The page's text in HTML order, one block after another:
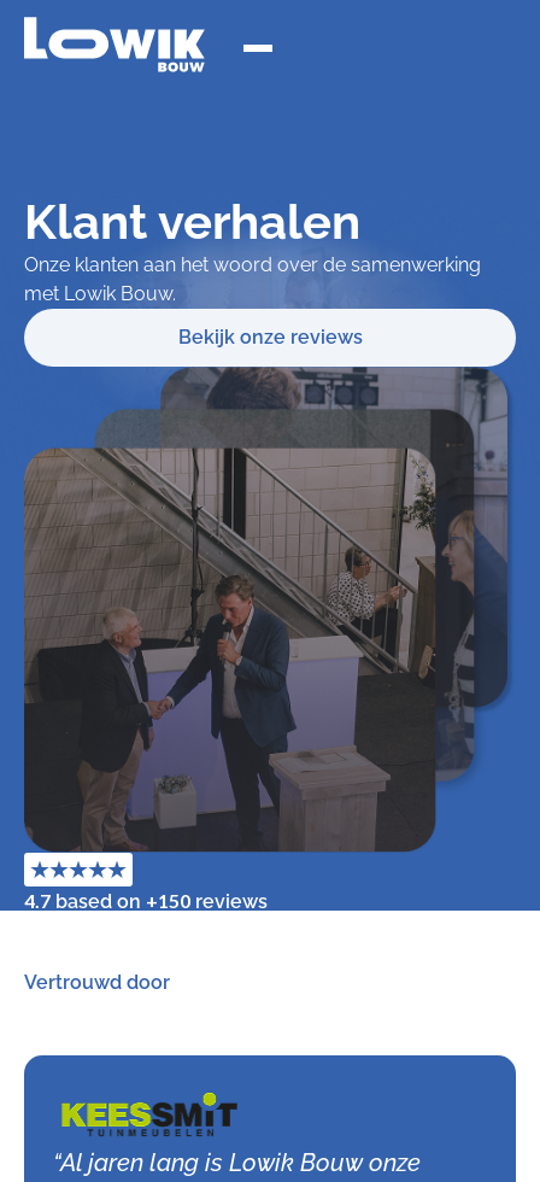
Klant verhalen
Onze klanten aan het woord over de samenwerking
met Lowik Bouw.
Bekijk onze reviews
4.7 based on +150 reviews
Vertrouwd door
“Al jaren lang is Lowik Bouw onze